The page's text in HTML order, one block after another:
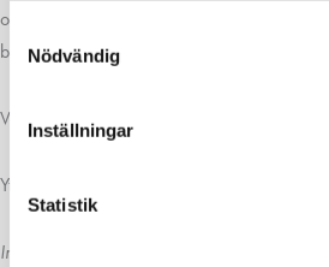
Nödvändig
Inställningar
Statistik
och mycket mer. Alla produkter är
belägna i norra Italien.
Välkommen att oss för mer
Ytterligare information
Inga attribut att visa.